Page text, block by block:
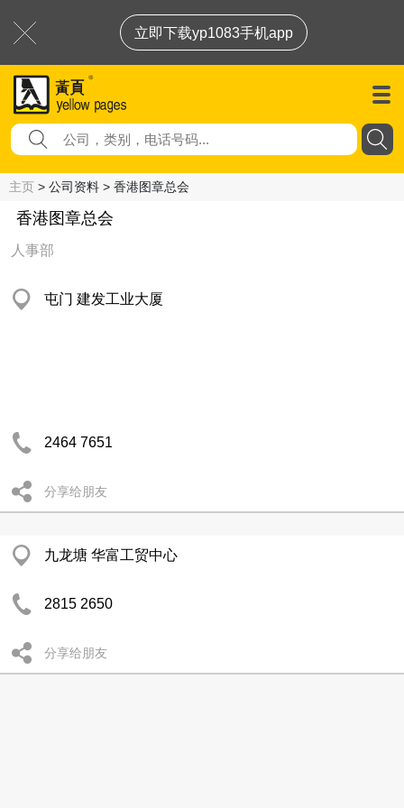
立即下载yp1083手机app
主页 > 公司资料 > 香港图章总会
香港图章总会
人事部
屯门 建发工业大厦
2464 7651
分享给朋友
九龙塘 华富工贸中心
2815 2650
分享给朋友